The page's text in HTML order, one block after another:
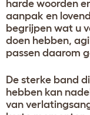
harde woorden
aanpak en
begrijpen wat u
doen hebben,
passen daarom
De sterke band
hebben kan
van